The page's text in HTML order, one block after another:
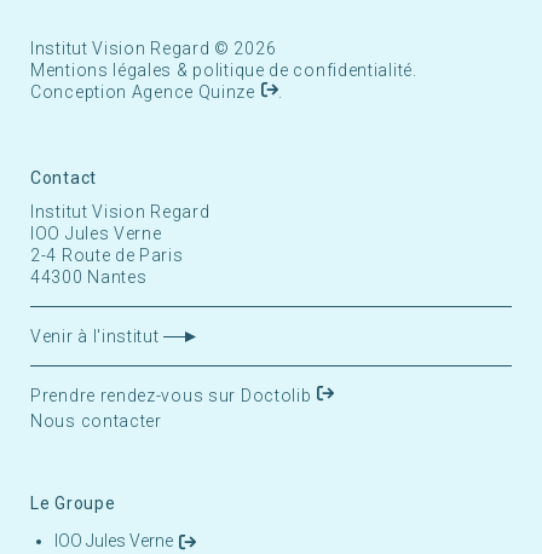
Institut Vision Regard © 2026
Mentions légales & politique de confidentialité
Conception Agence Quinze .
Contact
Institut Vision Regard
IOO Jules Verne
2-4 Route de Paris
44300 Nantes
Venir à l'institut
Prendre rendez-vous sur Doctolib
Nous contacter
Le Groupe
IOO Jules Verne